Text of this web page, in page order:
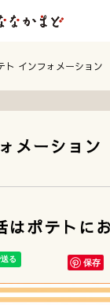
ト インフォメーション
メーション
ポテトに
保存